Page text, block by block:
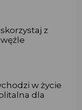
z
w życie
dla